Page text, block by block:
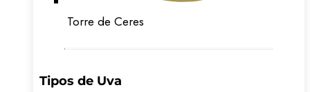
Torre de Ceres
Tipos de Uva